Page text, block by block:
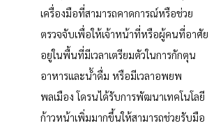
เครื่องมือที่สามารถคาดการณ์หรือช่วย
ตรวจจับเพื่อให้เจ้าหน้าที่หรือผู้คนที่อาศัย
อยู่ในพื้นที่มีเวลาเตรียมตัวในการกักตุน
อาหารและน้ำดื่ม หรือมีเวลาอพยพ
พลเมือง โดรนได้รับการพัฒนาเทคโนโลยี
ก้าวหน้าเพิ่มมากขึ้นให้สามารถช่วยรับมือ